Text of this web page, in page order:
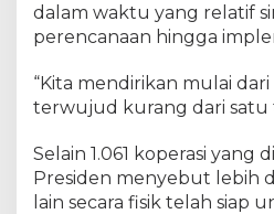
dalam waktu yang relatif
perencanaan hingga
“Kita mendirikan mulai
terwujud kurang dari satu
Selain 1.061 koperasi yang
Presiden menyebut lebih
lain secara fisik telah siap